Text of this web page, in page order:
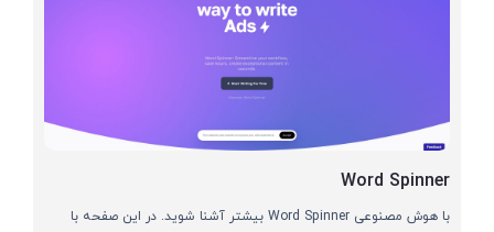
Word Spinner
با هوش مصنوعی Word Spinner بیشتر آشنا شوید. در این صفحه با